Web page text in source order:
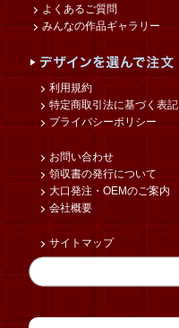
よくあるご質問
みんなの作品ギャラリー
利用規約
特定商取引法に基づく表記
プライバシーポリシー
お問い合わせ
領収書の発行について
大口発注・OEMのご案内
会社概要
サイトマップ